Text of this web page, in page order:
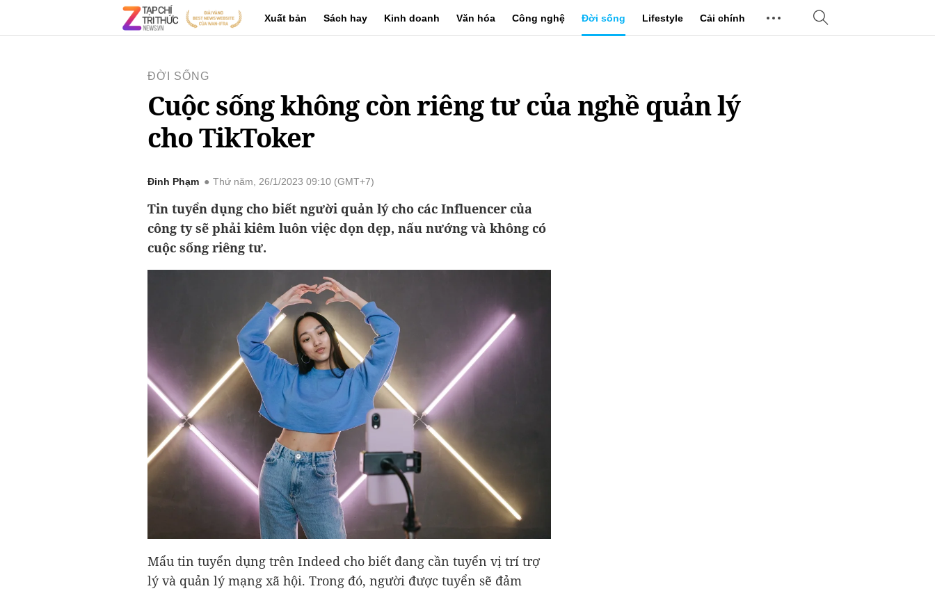
Xuất bản Sách hay Kinh doanh Văn hóa Công nghệ Đời sống Lifestyle Cải chính
ĐỜI SỐNG
Cuộc sống không còn riêng tư của nghề quản lý
cho TikToker
Đinh Phạm Thứ năm, 26/1/2023 09:10 (GMT+7)
Tin tuyển dụng cho biết người quản lý cho các Influencer của
công ty sẽ phải kiêm luôn việc dọn dẹp, nấu nướng và không có
cuộc sống riêng tư.
Mẩu tin tuyển dụng trên Indeed cho biết đang cần tuyển vị trí trợ
lý và quản lý mạng xã hội. Trong đó, người được tuyển sẽ đảm